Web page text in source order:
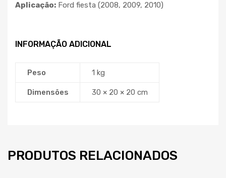
Aplicação: Ford fiesta (2008, 2009, 2010)
INFORMAÇÃO ADICIONAL
Peso 1 kg
Dimensões 30 × 20 × 20 cm
PRODUTOS RELACIONADOS